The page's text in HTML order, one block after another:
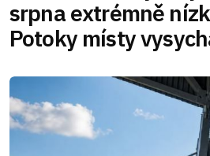
srpna extrémně
Potoky místy